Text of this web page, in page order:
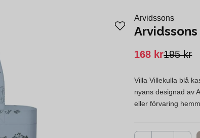
Arvidssons
195 kr
168 kr
Villa Villekulla blå
nyans designad av
eller förvaring